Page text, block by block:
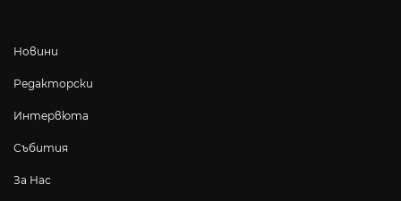
Новини
Редакторски
Интервюта
Събития
За Нас